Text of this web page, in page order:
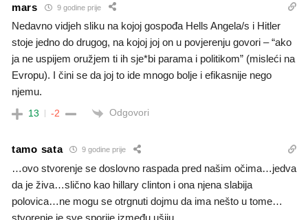
mars 9 godine prije
Nedavno vidjeh sliku na kojoj gospođa Hells Angela/s i Hitler
stoje jedno do drugog, na kojoj joj on u povjerenju govori – “ako
ja ne uspijem oružjem ti ih sje*bi parama i politikom” (misleći na
Evropu). I čini se da joj to ide mnogo bolje i efikasnije nego
njemu.
13 -2 Odgovori
tamo sata 9 godine prije
…ovo stvorenje se doslovno raspada pred našim očima…jedva
da je živa…slično kao hillary clinton i ona njena slabija
polovica…ne mogu se otrgnuti dojmu da ima nešto u tome…
stvorenje je sve sporije između ušiju